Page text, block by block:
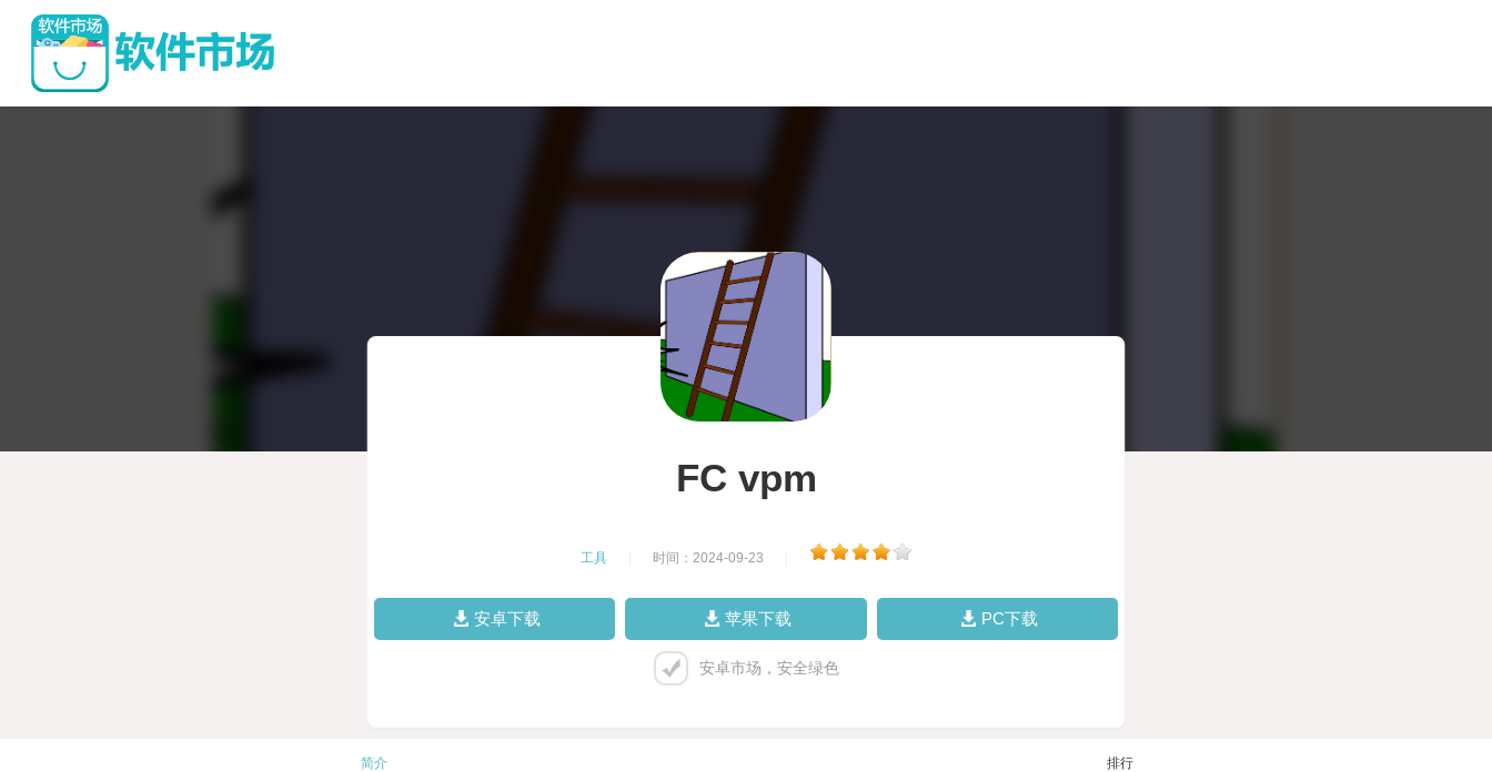
FC vpm
工具 时间：2024-09-23
安卓下载 苹果下载 PC下载
安卓市场，安全绿色
简介 排行